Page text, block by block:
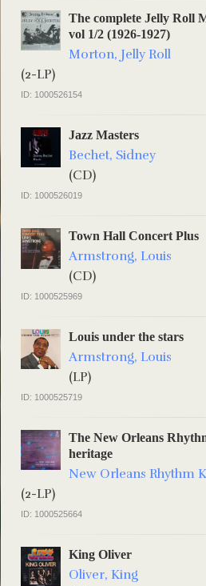
The complete Jelly Roll
vol 1/2 (1926-1927)
Morton, Jelly Roll
(2-LP)
ID: 1000526154
Jazz Masters
Bechet, Sidney
(CD)
ID: 1000526019
Town Hall Concert Plus
Armstrong, Louis
(CD)
ID: 1000525969
Louis under the stars
Armstrong, Louis
(LP)
ID: 1000525719
The New Orleans
heritage
New Orleans Rhythm
(2-LP)
ID: 1000525664
King Oliver
Oliver, King